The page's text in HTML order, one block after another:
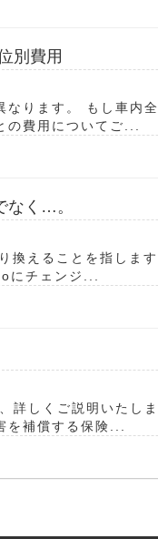
別費用
ります。 もし車内
の費用についてご...
なく…。
換えることを指しま
にチェンジ...
詳しくご説明いたし
を補償する保険...